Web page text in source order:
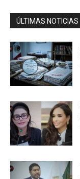
ÚLTIMAS NOTICIAS